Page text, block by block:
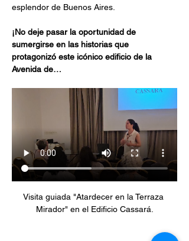
esplendor de Buenos Aires.
¡No deje pasar la oportunidad de
sumergirse en las historias que
protagonizó este icónico edificio de la
Avenida de…
Visita guiada "Atardecer en la Terraza
Mirador" en el Edificio Cassará.